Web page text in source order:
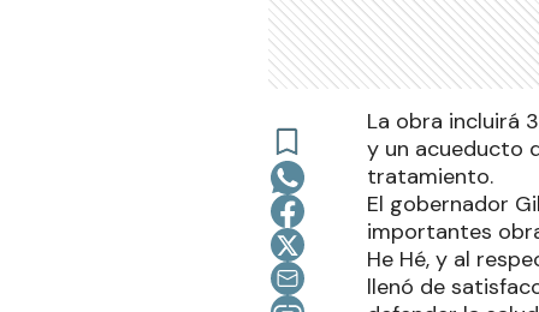
La obra incluirá
y un acueducto
tratamiento.
El gobernador
importantes
He Hé, y al
llenó de